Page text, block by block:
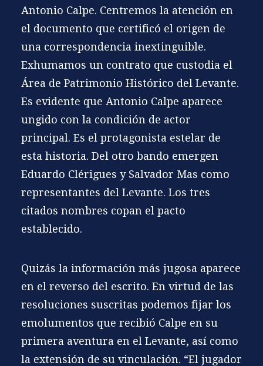
Antonio Calpe. Centremos la atención en
el documento que certificó el origen de
una correspondencia inextinguible.
Exhumamos un contrato que custodia el
Área de Patrimonio Histórico del Levante.
Es evidente que Antonio Calpe aparece
ungido con la condición de actor
principal. Es el protagonista estelar de
esta historia. Del otro bando emergen
Eduardo Clérigues y Salvador Mas como
representantes del Levante. Los tres
citados nombres copan el pacto
establecido.
Quizás la información más jugosa aparece
en el reverso del escrito. En virtud de las
resoluciones suscritas podemos fijar los
emolumentos que recibió Calpe en su
primera aventura en el Levante, así como
la extensión de su vinculación. “El jugador